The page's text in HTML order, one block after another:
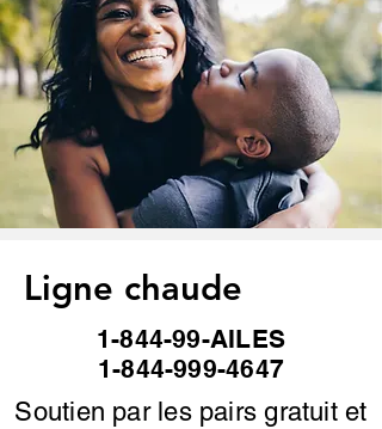
Ligne chaude
1-844-99-AILES
1-844-999-4647
Soutien par les pairs gratuit et